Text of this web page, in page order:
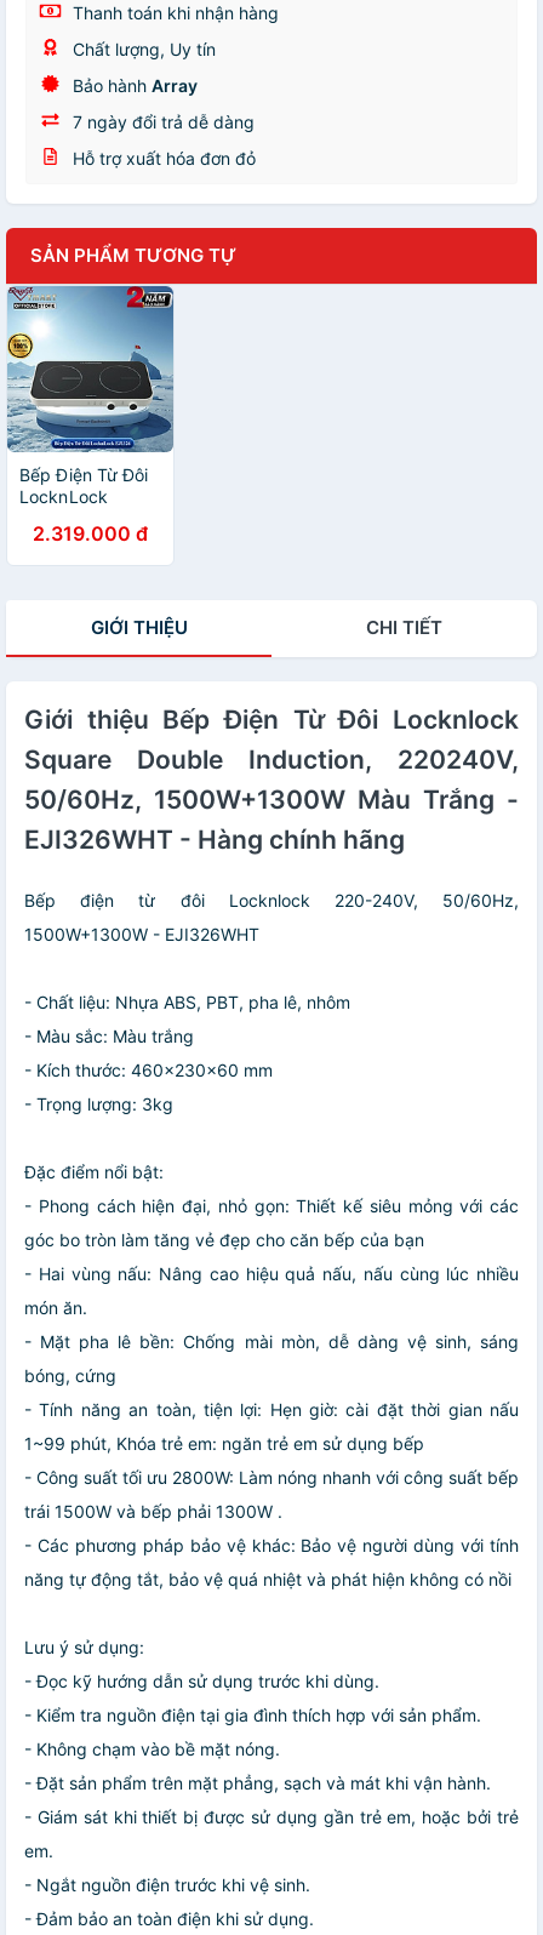
Thanh toán khi nhận hàng
Chất lượng, Uy tín
Bảo hành Array
7 ngày đổi trả dễ dàng
Hỗ trợ xuất hóa đơn đỏ
SẢN PHẨM TƯƠNG TỰ
Bếp Điện Từ Đôi
LocknLock
Nhỏ Gọn, Mặt
Kính, Khóa An
2.319.000 đ
GIỚI THIỆU CHI TIẾT
Giới thiệu Bếp Điện Từ Đôi Locknlock
Square Double Induction, 220240V,
50/60Hz, 1500W+1300W Màu Trắng -
EJI326WHT - Hàng chính hãng
Bếp điện từ đôi Locknlock 220-240V, 50/60Hz,
1500W+1300W - EJI326WHT
- Chất liệu: Nhựa ABS, PBT, pha lê, nhôm
- Màu sắc: Màu trắng
- Kích thước: 460x230x60 mm
- Trọng lượng: 3kg
Đặc điểm nổi bật:
- Phong cách hiện đại, nhỏ gọn: Thiết kế siêu mỏng với các
góc bo tròn làm tăng vẻ đẹp cho căn bếp của bạn
- Hai vùng nấu: Nâng cao hiệu quả nấu, nấu cùng lúc nhiều
món ăn.
- Mặt pha lê bền: Chống mài mòn, dễ dàng vệ sinh, sáng
bóng, cứng
- Tính năng an toàn, tiện lợi: Hẹn giờ: cài đặt thời gian nấu
1~99 phút, Khóa trẻ em: ngăn trẻ em sử dụng bếp
- Công suất tối ưu 2800W: Làm nóng nhanh với công suất bếp
trái 1500W và bếp phải 1300W .
- Các phương pháp bảo vệ khác: Bảo vệ người dùng với tính
năng tự động tắt, bảo vệ quá nhiệt và phát hiện không có nồi
Lưu ý sử dụng:
- Đọc kỹ hướng dẫn sử dụng trước khi dùng.
- Kiểm tra nguồn điện tại gia đình thích hợp với sản phẩm.
- Không chạm vào bề mặt nóng.
- Đặt sản phẩm trên mặt phẳng, sạch và mát khi vận hành.
- Giám sát khi thiết bị được sử dụng gần trẻ em, hoặc bởi trẻ
em.
- Ngắt nguồn điện trước khi vệ sinh.
- Đảm bảo an toàn điện khi sử dụng.